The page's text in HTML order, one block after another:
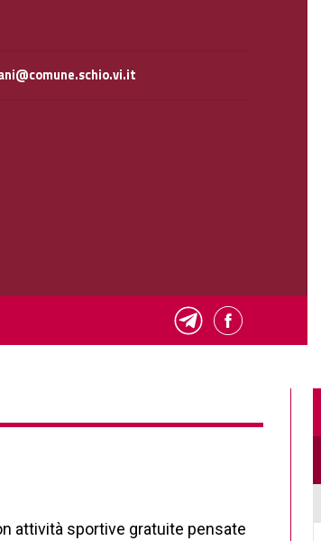
attività sportive gratuite pensate